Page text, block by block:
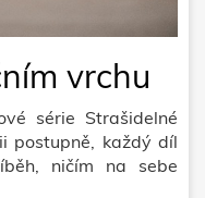
vrchu
série Strašidelné
postupně, každý díl
ničím na sebe